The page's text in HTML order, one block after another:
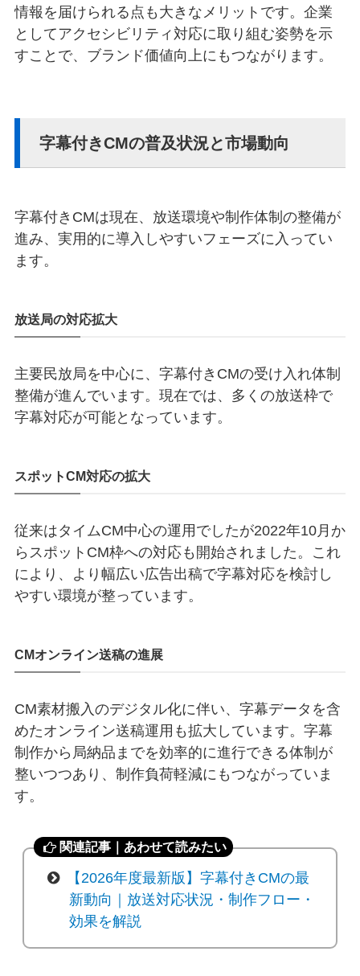
情報を届けられる点も大きなメリットです。企業
としてアクセシビリティ対応に取り組む姿勢を示
すことで、ブランド価値向上にもつながります。
字幕付きCMの普及状況と市場動向
字幕付きCMは現在、放送環境や制作体制の整備が
進み、実用的に導入しやすいフェーズに入ってい
ます。
放送局の対応拡大
主要民放局を中心に、字幕付きCMの受け入れ体制
整備が進んでいます。現在では、多くの放送枠で
字幕対応が可能となっています。
スポットCM対応の拡大
従来はタイムCM中心の運用でしたが2022年10月か
らスポットCM枠への対応も開始されました。これ
により、より幅広い広告出稿で字幕対応を検討し
やすい環境が整っています。
CMオンライン送稿の進展
CM素材搬入のデジタル化に伴い、字幕データを含
めたオンライン送稿運用も拡大しています。字幕
制作から局納品までを効率的に進行できる体制が
整いつつあり、制作負荷軽減にもつながっていま
す。
関連記事｜あわせて読みたい
【2026年度最新版】字幕付きCMの最
新動向｜放送対応状況・制作フロー・
効果を解説